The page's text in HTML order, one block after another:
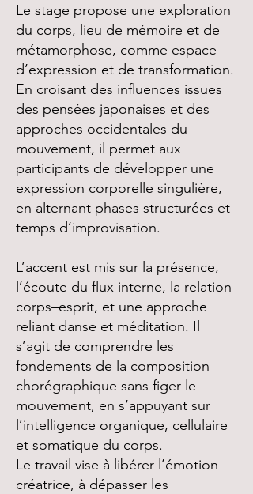
Le stage propose une exploration
du corps, lieu de mémoire et de
métamorphose, comme espace
d’expression et de transformation.
En croisant des influences issues
des pensées japonaises et des
approches occidentales du
mouvement, il permet aux
participants de développer une
expression corporelle singulière,
en alternant phases structurées et
temps d’improvisation.
L’accent est mis sur la présence,
l’écoute du flux interne, la relation
corps–esprit, et une approche
reliant danse et méditation. Il
s’agit de comprendre les
fondements de la composition
chorégraphique sans figer le
mouvement, en s’appuyant sur
l’intelligence organique, cellulaire
et somatique du corps.
Le travail vise à libérer l’émotion
créatrice, à dépasser les